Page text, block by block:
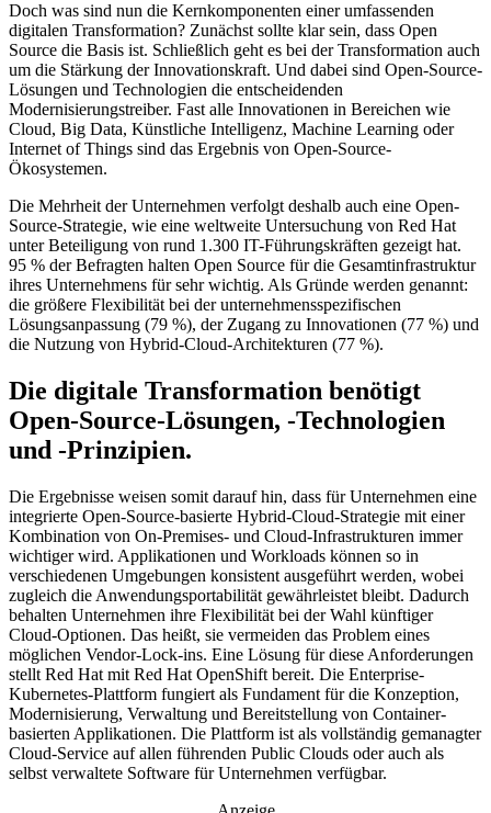
Doch was sind nun die Kernkomponenten einer umfassenden
digitalen Transformation? Zunächst sollte klar sein, dass Open
Source die Basis ist. Schließlich geht es bei der Transformation auch
um die Stärkung der Innovationskraft. Und dabei sind Open-Source-
Lösungen und Technologien die entscheidenden
Modernisierungstreiber. Fast alle Innovationen in Bereichen wie
Cloud, Big Data, Künstliche Intelligenz, Machine Learning oder
Internet of Things sind das Ergebnis von Open-Source-
Ökosystemen.
Die Mehrheit der Unternehmen verfolgt deshalb auch eine Open-
Source-Strategie, wie eine weltweite Untersuchung von Red Hat
unter Beteiligung von rund 1.300 IT-Führungskräften gezeigt hat.
95 % der Befragten halten Open Source für die Gesamtinfrastruktur
ihres Unternehmens für sehr wichtig. Als Gründe werden genannt:
die größere Flexibilität bei der unternehmensspezifischen
Lösungsanpassung (79 %), der Zugang zu Innovationen (77 %) und
die Nutzung von Hybrid-Cloud-Architekturen (77 %).
Die digitale Transformation benötigt
Open-Source-Lösungen, -Technologien
und -Prinzipien.
Die Ergebnisse weisen somit darauf hin, dass für Unternehmen eine
integrierte Open-Source-basierte Hybrid-Cloud-Strategie mit einer
Kombination von On-Premises- und Cloud-Infrastrukturen immer
wichtiger wird. Applikationen und Workloads können so in
verschiedenen Umgebungen konsistent ausgeführt werden, wobei
zugleich die Anwendungsportabilität gewährleistet bleibt. Dadurch
behalten Unternehmen ihre Flexibilität bei der Wahl künftiger
Cloud-Optionen. Das heißt, sie vermeiden das Problem eines
möglichen Vendor-Lock-ins. Eine Lösung für diese Anforderungen
stellt Red Hat mit Red Hat OpenShift bereit. Die Enterprise-
Kubernetes-Plattform fungiert als Fundament für die Konzeption,
Modernisierung, Verwaltung und Bereitstellung von Container-
basierten Applikationen. Die Plattform ist als vollständig gemanagter
Cloud-Service auf allen führenden Public Clouds oder auch als
selbst verwaltete Software für Unternehmen verfügbar.